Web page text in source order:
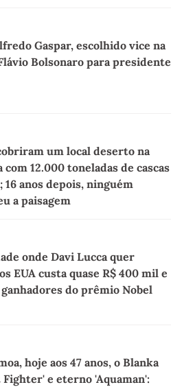
Gaspar, escolhido vice na
Bolsonaro para presidente
um local deserto na
com 12.000 toneladas de cascas
16 anos depois, ninguém
a paisagem
onde Davi Lucca quer
EUA custa quase R$ 400 mil e
do prêmio Nobel
hoje aos 47 anos, o Blanka
e eterno 'Aquaman':